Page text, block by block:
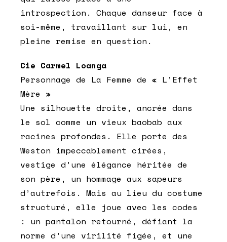
introspection. Chaque danseur face à
soi-même, travaillant sur lui, en
pleine remise en question.
Cie Carmel Loanga
Personnage de La Femme de « L’Effet
Mère »
Une silhouette droite, ancrée dans
le sol comme un vieux baobab aux
racines profondes. Elle porte des
Weston impeccablement cirées,
vestige d’une élégance héritée de
son père, un hommage aux sapeurs
d’autrefois. Mais au lieu du costume
structuré, elle joue avec les codes
: un pantalon retourné, défiant la
norme d’une virilité figée, et une